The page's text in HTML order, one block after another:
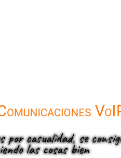
por casualidad, se
las cosas bien